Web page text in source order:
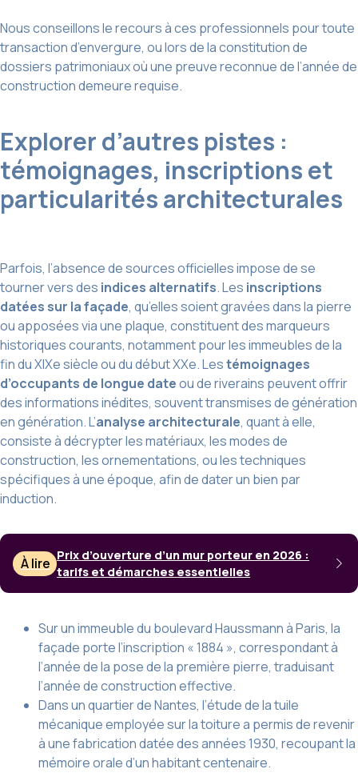
Nous conseillons le recours à ces professionnels pour toute
transaction d’envergure, ou lors de la constitution de
dossiers patrimoniaux où une preuve reconnue de l’année de
construction demeure requise.
Explorer d’autres pistes :
témoignages, inscriptions et
particularités architecturales
Parfois, l’absence de sources officielles impose de se
tourner vers des indices alternatifs. Les inscriptions
datées sur la façade, qu’elles soient gravées dans la pierre
ou apposées via une plaque, constituent des marqueurs
historiques courants, notamment pour les immeubles de la
fin du XIXe siècle ou du début XXe. Lestémoignages
d’occupants de longue dateou de riverains peuvent offrir
des informations inédites, souvent transmises de génération
en génération. L’analyse architecturale, quant à elle,
consiste à décrypter les matériaux, les modes de
construction, les ornementations, ou les techniques
spécifiques à une époque, afin de dater un bien par
induction.
À lire Prix d’ouverture d’un mur porteur en 2026 :
tarifs et démarches essentielles
Sur un immeuble du boulevard Haussmann à Paris, la
façade porte l’inscription « 1884 », correspondant à
l’année de la pose de la première pierre, traduisant
l’année de construction effective.
Dans un quartier de Nantes, l’étude de la tuile
mécanique employée sur la toiture a permis de revenir
à une fabrication datée des années 1930, recoupant la
mémoire orale d’un habitant centenaire.